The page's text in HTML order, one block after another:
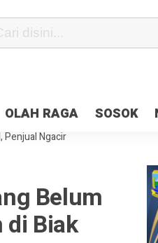
OLAH RAGA SOSOK
Pesan Sejuk Polri di Deklarasi
Cair 10 Persen, Deposit
Penjual Ngacir
Belum
di Biak